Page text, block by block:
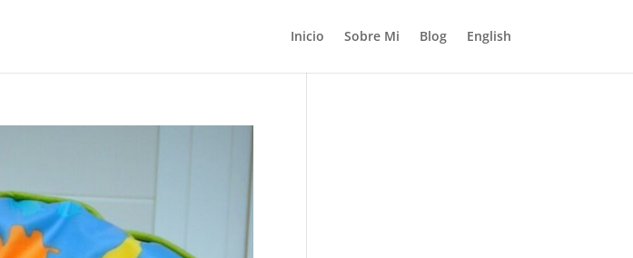
Inicio Sobre Mi Blog English